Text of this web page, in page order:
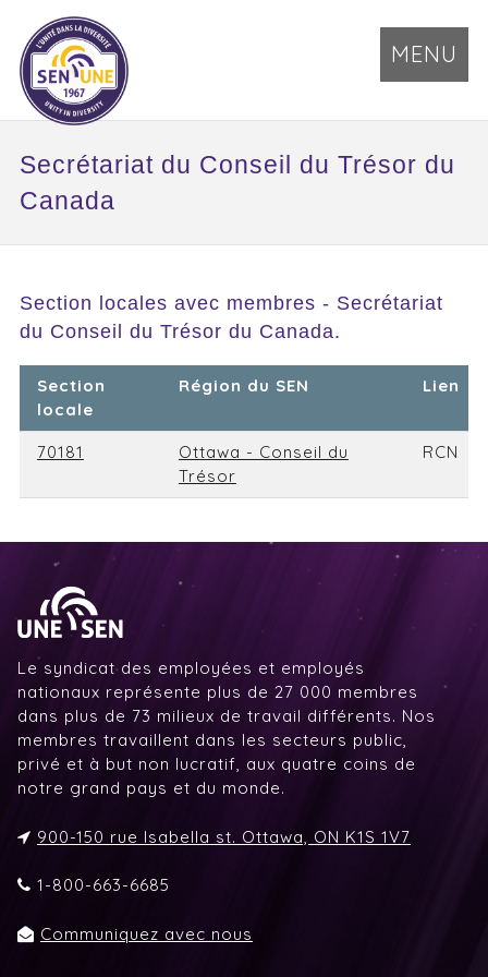
MENU
Secrétariat du Conseil du Trésor du
Canada
Section locales avec membres - Secrétariat
du Conseil du Trésor du Canada.
Section
locale
Région du SEN Lien
70181
Ottawa - Conseil du
Trésor
RCN
Le syndicat des employées et employés
nationaux représente plus de 27 000 membres
dans plus de 73 milieux de travail différents. Nos
membres travaillent dans les secteurs public,
privé et à but non lucratif, aux quatre coins de
notre grand pays et du monde.
900-150 rue Isabella st. Ottawa, ON K1S 1V7
1-800-663-6685
Communiquez avec nous